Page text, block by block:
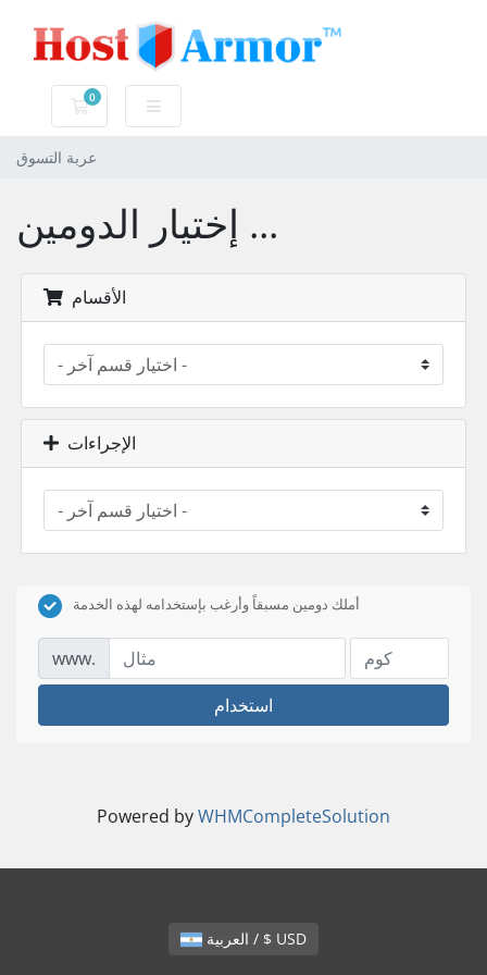
0
عربة التسوق
عربة التسوق
إختيار الدومين ...
الأقسام
الإجراءات
أملك دومين مسبقاً وأرغب بإستخدامه لهذه الخدمة
www.
استخدام
Powered byWHMCompleteSolution
العربية / $ USD